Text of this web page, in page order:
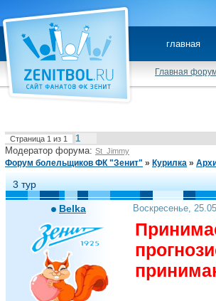
главная
Главная
Страница 1 из 1
1
Модератор форума: St_Jimmy
Форум болельщиков ФК "Зенит" » Курилка »
3 тур
Belka Воскресенье,